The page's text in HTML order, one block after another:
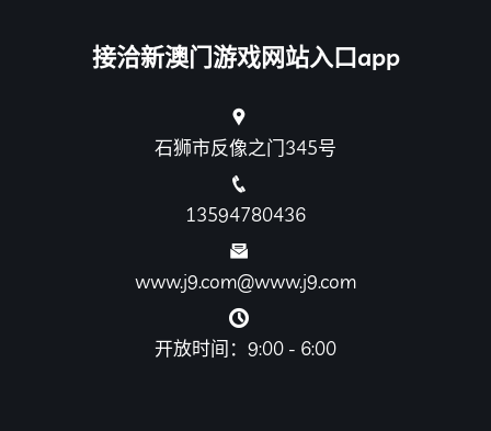
接洽新澳门游戏网站入口app
石狮市反像之门345号
13594780436
www.j9.com@www.j9.com
开放时间：9:00 - 6:00